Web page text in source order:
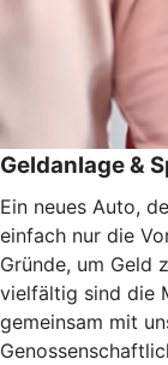
Geldanlage &
Ein neues Auto,
einfach nur die
Gründe, um Geld
vielfältig sind die
gemeinsam mit